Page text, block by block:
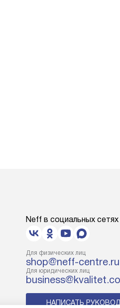
Neff в социальных сетях
Для физических лиц
shop@neff-centre.ru
Для юридических лиц
НАПИСАТЬ